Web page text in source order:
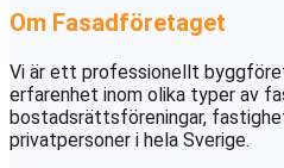
Om Fasadföretaget
Vi är ett professionellt
erfarenhet inom olika typer av
bostadsrättsföreningar,
privatpersoner i hela Sverige.